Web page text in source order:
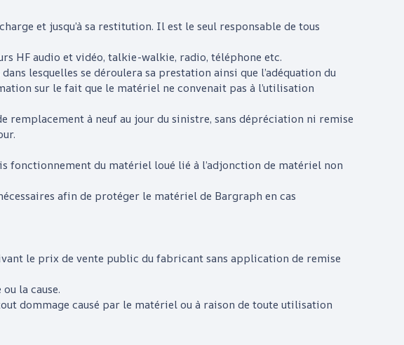
et jusqu’à sa restitution. Il est le seul responsable de tous
HF audio et vidéo, talkie-walkie, radio, téléphone etc.
lesquelles se déroulera sa prestation ainsi que l’adéquation du
sur le fait que le matériel ne convenait pas à l’utilisation
remplacement à neuf au jour du sinistre, sans dépréciation ni remise
fonctionnement du matériel loué lié à l’adjonction de matériel non
afin de protéger le matériel de Bargraphen cas
le prix de vente public du fabricant sans application de remise
la cause.
dommage causé par le matériel ou à raison de toute utilisation